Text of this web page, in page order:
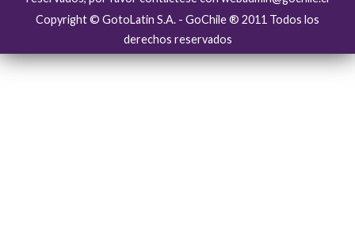
Copyright © GotoLatin S.A. - GoChile ® 2011 Todos los
derechos reservados